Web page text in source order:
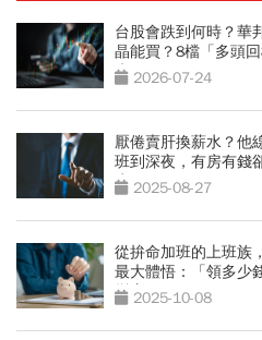
台股會跌到何時？華
晶能買？8檔「多頭
光 2026-07-24
厭倦賣肝換薪水？他
班到深夜，有房有錢
生？2025-08-27
從拚命加班的上班族
最大體悟：「領多少
變窮？
2025-10-08